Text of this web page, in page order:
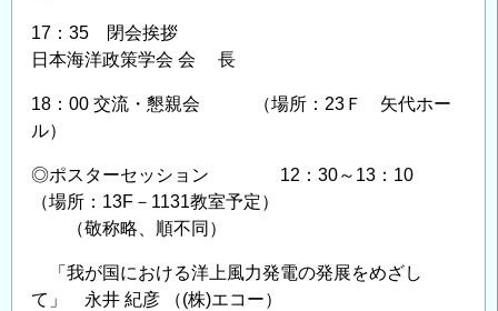
17：35 閉会挨拶
日本海洋政策学会 会 長
18：00 交流・懇親会 （場所：23Ｆ 矢代ホー
ル）
◎ポスターセッション 12：30～13：10
（場所：13F－1131教室予定）
（敬称略、順不同）
「我が国における洋上風力発電の発展をめざし
て」 永井 紀彦 （(株)エコー）